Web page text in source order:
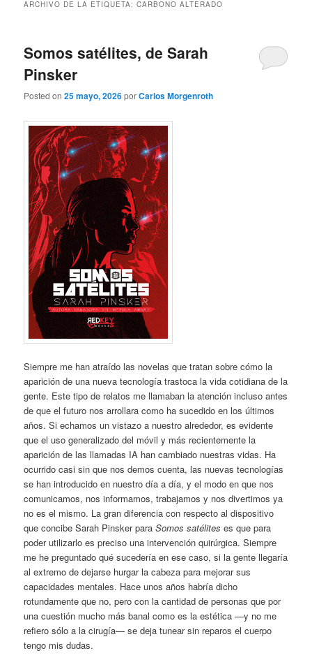
ARCHIVO DE LA ETIQUETA:CARBONO ALTERADO
Somos satélites, de Sarah
Pinsker
Posted on25 mayo, 2026porCarlos Morgenroth
Siempre me han atraído las novelas que tratan sobre cómo la
aparición de una nueva tecnología trastoca la vida cotidiana de la
gente. Este tipo de relatos me llamaban la atención incluso antes
de que el futuro nos arrollara como ha sucedido en los últimos
años. Si echamos un vistazo a nuestro alrededor, es evidente
que el uso generalizado del móvil y más recientemente la
aparición de las llamadas IA han cambiado nuestras vidas. Ha
ocurrido casi sin que nos demos cuenta, las nuevas tecnologías
se han introducido en nuestro día a día, y el modo en que nos
comunicamos, nos informamos, trabajamos y nos divertimos ya
no es el mismo. La gran diferencia con respecto al dispositivo
que concibe Sarah Pinsker paraSomos satélites es que para
poder utilizarlo es preciso una intervención quirúrgica. Siempre
me he preguntado qué sucedería en ese caso, si la gente llegaría
al extremo de dejarse hurgar la cabeza para mejorar sus
capacidades mentales. Hace unos años habría dicho
rotundamente que no, pero con la cantidad de personas que por
una cuestión mucho más banal como es la estética —y no me
refiero sólo a la cirugía— se deja tunear sin reparos el cuerpo
tengo mis dudas.